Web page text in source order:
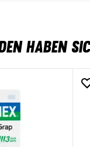
HABEN